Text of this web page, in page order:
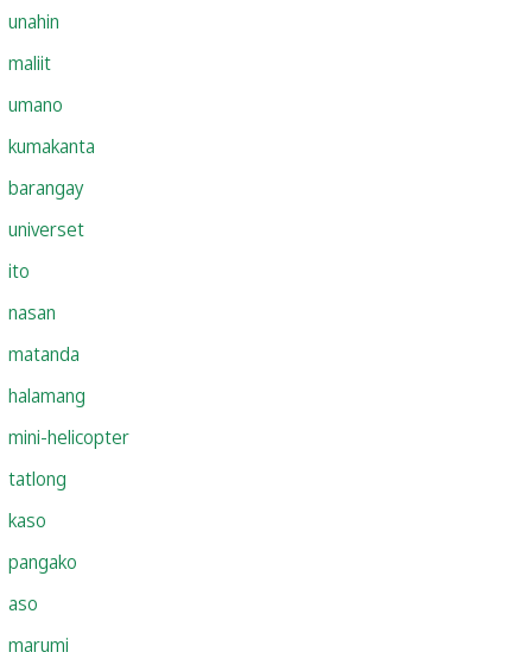
unahin
maliit
umano
kumakanta
barangay
universet
ito
nasan
matanda
halamang
mini-helicopter
tatlong
kaso
pangako
aso
marumi